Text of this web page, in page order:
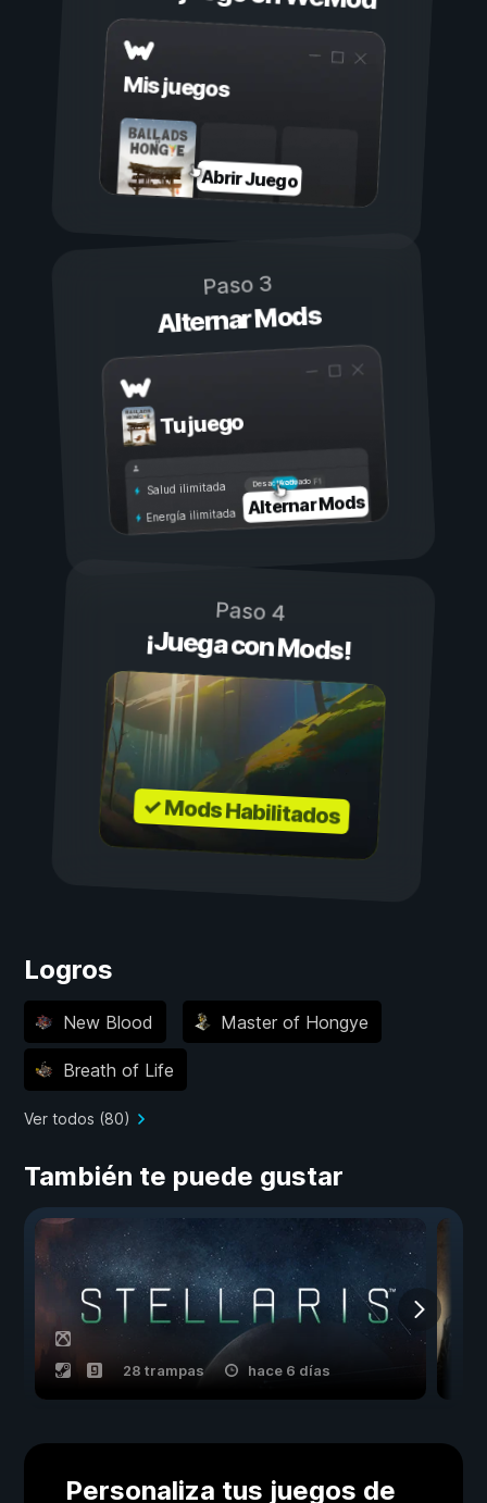
Mis juegos
Abrir Juego
Paso 3
Alternar Mods
Tu juego
Activado
Desactivado
Salud ilimitada
Energía ilimitada Alternar Mods
Paso 4
¡Juega con Mods!
✓ Mods Habilitados
Logros
New Blood Master of Hongye
Breath of Life
Ver todos (80)
También te puede gustar
28 trampas hace 6 días
Personaliza tus juegos de